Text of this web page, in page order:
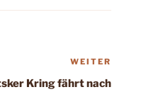
Beitrag
WEITER
Kring fährt nach